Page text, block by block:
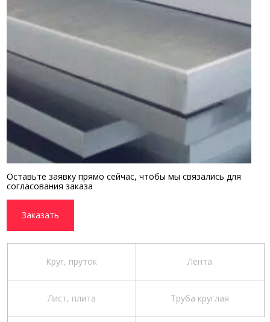
Оставьте заявку прямо сейчас, чтобы мы связались для
согласования заказа
Заказать
Круг, пруток Лента
Лист, плита Труба круглая